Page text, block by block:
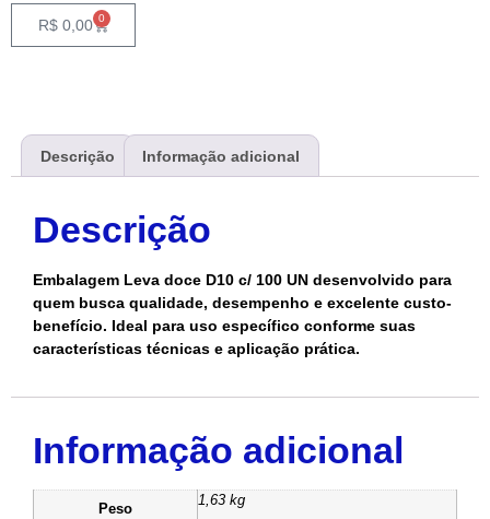
R$ 0,00 0
Descrição Informação adicional
Descrição
Embalagem Leva doce D10 c/ 100 UN desenvolvido para
quem busca qualidade, desempenho e excelente custo-
benefício. Ideal para uso específico conforme suas
características técnicas e aplicação prática.
Informação adicional
Peso
1,63 kg